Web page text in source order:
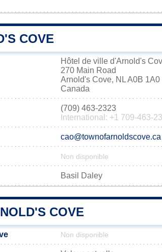
COVE
Hôtel de ville d'Arnold's
270 Main Road
Arnold's Cove, NL A0B 1A0
Canada
(709) 463-2323
International: +1 709-463-
cao@townofarnoldscove.ca
Non disponible
Basil Daley
COVE
Non disponible